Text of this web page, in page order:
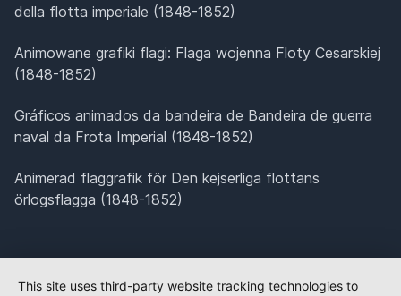
della flotta imperiale (1848-1852)
Animowane grafiki flagi: Flaga wojenna Floty Cesarskiej
(1848-1852)
Gráficos animados da bandeira de Bandeira de guerra
naval da Frota Imperial (1848-1852)
Animerad flaggrafik för Den kejserliga flottans
örlogsflagga (1848-1852)
This site uses third-party website tracking technologies to